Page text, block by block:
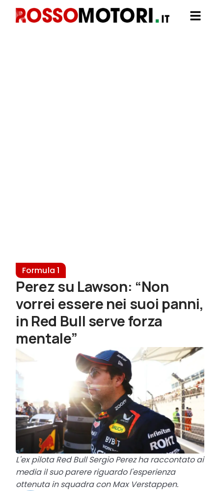
Formula 1
Perez su Lawson: “Non
vorrei essere nei suoi panni,
in Red Bull serve forza
mentale”
L'ex pilota Red Bull Sergio Perez ha raccontato ai
media il suo parere riguardo l'esperienza
ottenuta in squadra con Max Verstappen.